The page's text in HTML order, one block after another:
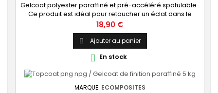
Gelcoat polyester paraffiné et pré-accéléré spatulable .
Ce produit est idéal pour retoucher un éclat dans le
gelcoat. Coloris : Blanc (Peut-être teinté avec une pâte
colorante). 🔝 [Finition de qualité] Fournit une couche
extérieure lisse, brillante et uniforme qui protège
durablement la surface visible de votre stratification
polyester. ⚙️ [Facile à...
Prix
18,90 €
 Ajouter au panier
 En stock
MARQUE: ECOMPOSITES